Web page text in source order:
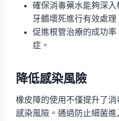
確保消毒藥水能夠深
牙髓壞死進行有效處理
促進根管治療的成功
症。
降低感染風險
橡皮障的使用不僅提升了
感染風險。通過防止細菌